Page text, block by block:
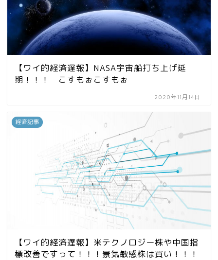
【ワイ的経済遅報】NASA宇宙船打ち上げ延
期！！！ こすもぉこすもぉ
2020年11月14日
経済記事
【ワイ的経済遅報】米テクノロジー株や中国指
標改善ですって！！！景気敏感株は買い！！！